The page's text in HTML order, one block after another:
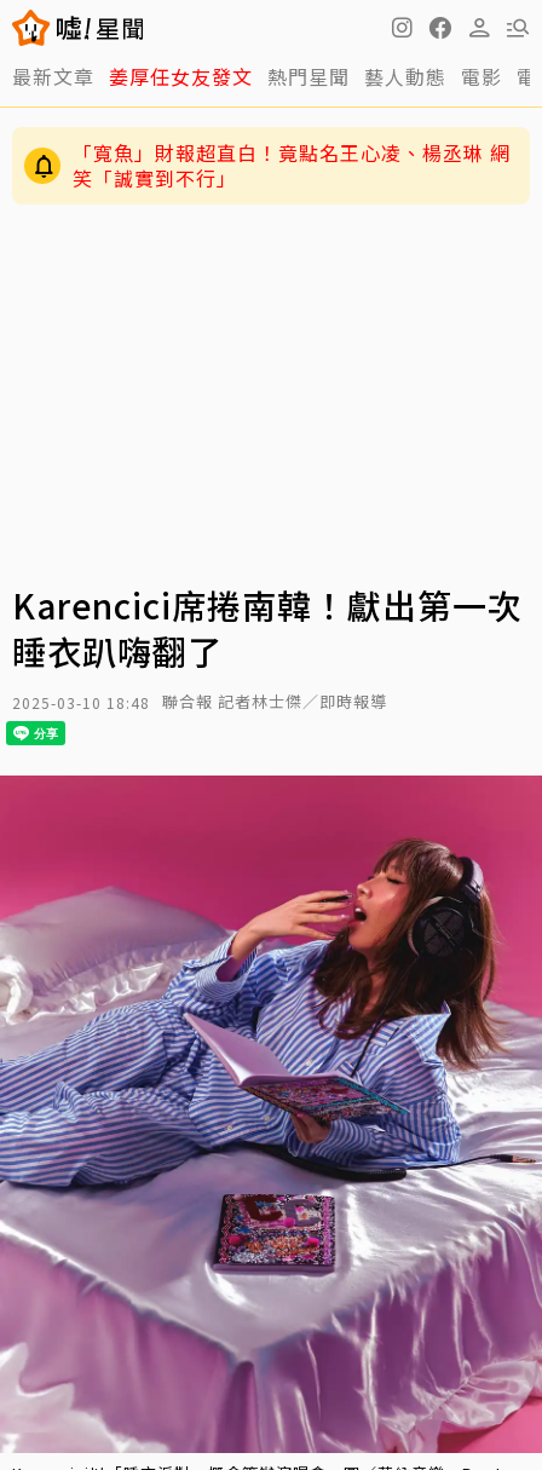
最新文章 姜厚任女友發文 熱門星聞 藝人動態 電影
「寬魚」財報超直白！竟點名王心凌、楊丞琳 網
笑「誠實到不行」
Karencici席捲南韓！獻出第一次
睡衣趴嗨翻了
2025-03-10 18:48 聯合報 記者林士傑／即時報導